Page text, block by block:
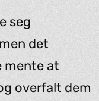
seg
det
mente at
overfalt dem